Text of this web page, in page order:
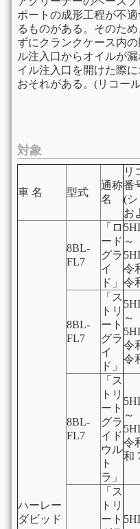
ポートの成形工程が不
るものがある。そのた
ずにクランクケース内
ル注入口からオイルが
イル注入口を開けた際
おそれがある。(リコー
対象
車 名 型式
通称
名
リ
番
(シ
お
ハーレー
ダビッド
8BL-
FL7
「ロ
ード
グラ
イ
ド」
～
令
令
8BL-
FL7
「ス
トリ
ート
グラ
イ
ド」
～
令
令
8BL-
FL7
「ス
トリ
ート
グラ
イド
ウル
ト
ラ」
～
令
和
「ス
トリ
ート